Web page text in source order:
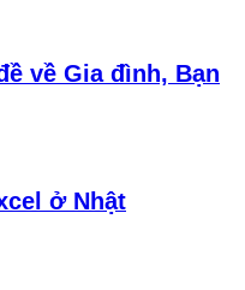
về Gia đình, Bạn
ở Nhật